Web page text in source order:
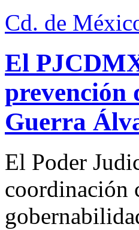
Cd. de
El
prevención
Guerra
El Poder
coordinación